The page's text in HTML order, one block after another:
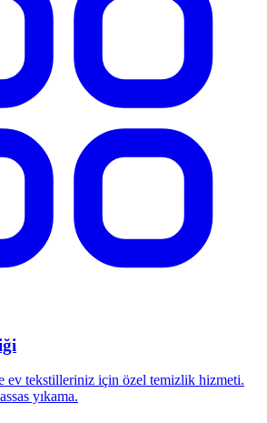
ev tekstilleriniz için özel temizlik hizmeti.
yıkama.